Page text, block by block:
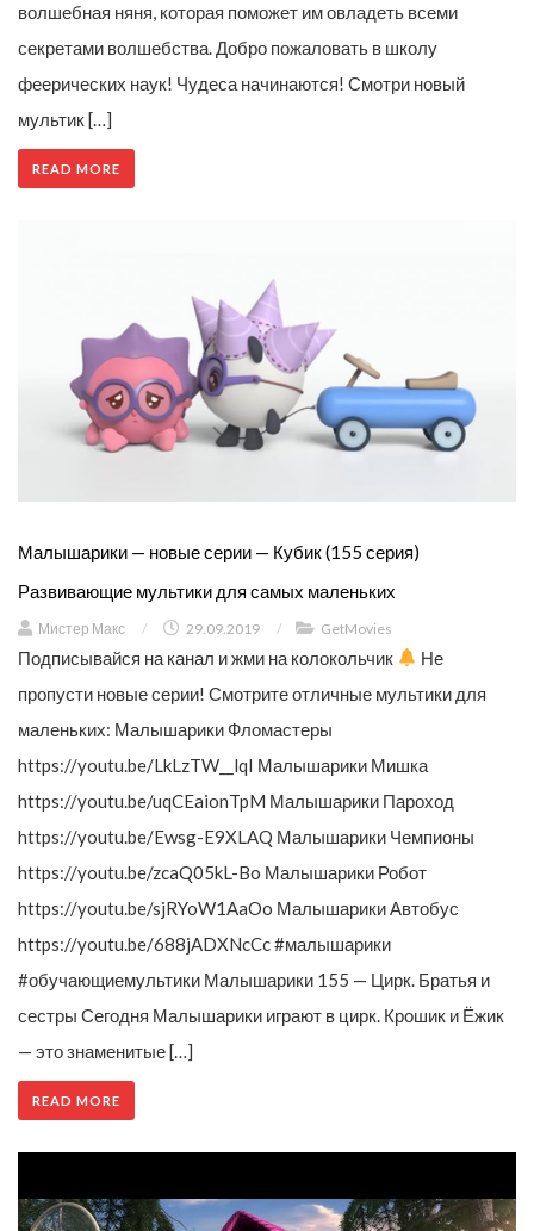
волшебная няня, которая поможет им овладеть всеми
секретами волшебства. Добро пожаловать в школу
феерических наук! Чудеса начинаются! Смотри новый
мультик […]
READ MORE
Малышарики — новые серии — Кубик (155 серия)
Развивающие мультики для самых маленьких
Мистер Макс / 29.09.2019 / GetMovies
Подписывайся на канал и жми на колокольчик
Не
пропусти новые серии! Смотрите отличные мультики для
маленьких: Малышарики Фломастеры
https://youtu.be/LkLzTW__lqI Малышарики Мишка
https://youtu.be/uqCEaionTpM Малышарики Пароход
https://youtu.be/Ewsg-E9XLAQ Малышарики Чемпионы
https://youtu.be/zcaQ05kL-Bo Малышарики Робот
https://youtu.be/sjRYoW1AaOo Малышарики Автобус
https://youtu.be/688jADXNcCc #малышарики
#обучающиемультики Малышарики 155 — Цирк. Братья и
сестры Сегодня Малышарики играют в цирк. Крошик и Ёжик
— это знаменитые […]
READ MORE